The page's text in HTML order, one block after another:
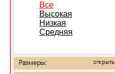
Все
Высокая
Низкая
Средняя
Размеры: открыть